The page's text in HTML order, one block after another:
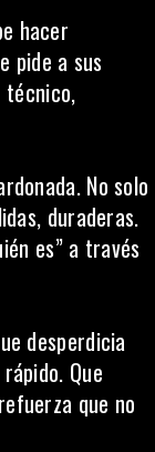
hacer
pide a sus
técnico,
No solo
duraderas.
es” a través
desperdicia
Que
que no